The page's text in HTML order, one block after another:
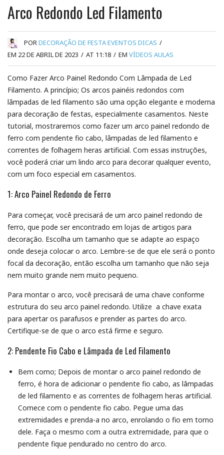
Arco Redondo Led Filamento
PORDECORAÇÃO DE FESTA EVENTOS DICAS /
EM 22 DE ABRIL DE 2023 / AT 11:18 / EM VÍDEOS AULAS
Como Fazer Arco Painel Redondo Com Lâmpada de Led
Filamento. A princípio; Os arcos painéis redondos com
lâmpadas de led filamento são uma opção elegante e moderna
para decoração de festas, especialmente casamentos. Neste
tutorial, mostraremos como fazer um arco painel redondo de
ferro com pendente fio cabo, lâmpadas de led filamento e
correntes de folhagem heras artificial. Com essas instruções,
você poderá criar um lindo arco para decorar qualquer evento,
com um foco especial em casamentos.
1: Arco Painel Redondo de Ferro
Para começar, você precisará de um arco painel redondo de
ferro, que pode ser encontrado em lojas de artigos para
decoração. Escolha um tamanho que se adapte ao espaço
onde deseja colocar o arco. Lembre-se de que ele será o ponto
focal da decoração, então escolha um tamanho que não seja
nem muito grande nem muito pequeno.
Para montar o arco, você precisará de uma chave conforme
estrutura do seu arco painel redondo. Utilize a chave exata
para apertar os parafusos e prender as partes do arco.
Certifique-se de que o arco está firme e seguro.
2: Pendente Fio Cabo e Lâmpada de Led Filamento
Bem como; Depois de montar o arco painel redondo de
ferro, é hora de adicionar o pendente fio cabo, as lâmpadas
de led filamento e as correntes de folhagem heras artificial.
Comece com o pendente fio cabo. Pegue uma das
extremidades e prenda-a no arco, enrolando o fio em torno
dele. Faça o mesmo com a outra extremidade, para que o
pendente fique pendurado no centro do arco.